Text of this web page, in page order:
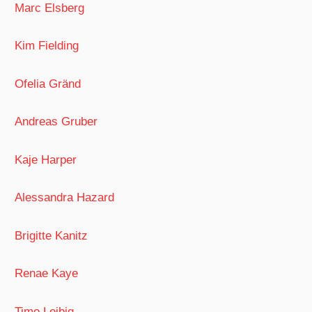
Marc Elsberg
Kim Fielding
Ofelia Gränd
Andreas Gruber
Kaje Harper
Alessandra Hazard
Brigitte Kanitz
Renae Kaye